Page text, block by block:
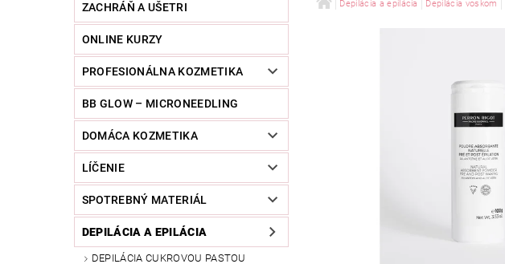
ZACHRÁŇ A UŠETRI
ONLINE KURZY
PROFESIONÁLNA KOZMETIKA
BB GLOW – MICRONEEDLING
DOMÁCA KOZMETIKA
LÍČENIE
SPOTREBNÝ MATERIÁL
DEPILÁCIA A EPILÁCIA
DEPILÁCIA CUKROVOU PASTOU
Depilácia a epilácia Depilácia voskom